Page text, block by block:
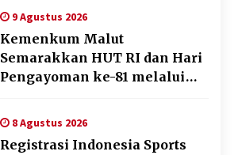
Kini Rp0
9 Agustus 2026
Kemenkum Malut
Semarakkan HUT RI dan Hari
Pengayoman ke-81 melalui
8 Agustus 2026
Registrasi Indonesia Sports